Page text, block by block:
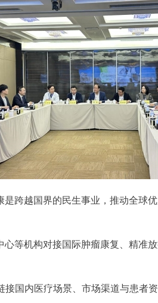
跨越国界的民生事业，推动全
等机构对接国际肿瘤康复、精
国内医疗场景、市场渠道与患者